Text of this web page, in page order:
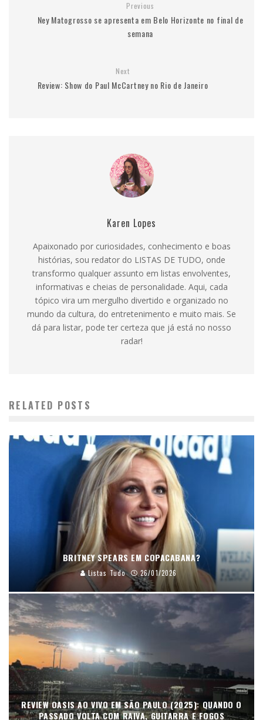
Previous
Ney Matogrosso se apresenta em Belo Horizonte no final de
semana
Next
Review: Show do Paul McCartney no Rio de Janeiro
Karen Lopes
Apaixonado por curiosidades, conhecimento e boas
histórias, sou redator do LISTAS DE TUDO, onde
transformo qualquer assunto em listas envolventes,
informativas e cheias de personalidade. Aqui, cada
tópico vira um mergulho divertido e organizado no
mundo da cultura, do entretenimento e muito mais. Se
dá para listar, pode ter certeza que já está no nosso
radar!
RELATED POSTS
BRITNEY SPEARS EM COPACABANA?
Listas Tudo 26/01/2026
REVIEW OASIS AO VIVO EM SÃO PAULO (2025): QUANDO O
PASSADO VOLTA COM RAIVA, GUITARRA E FOGOS